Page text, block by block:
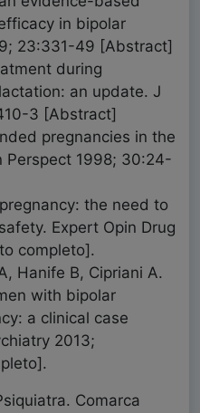
in bipolar
23:331-49 [Abstract]
during
an update. J
3 [Abstract]
pregnancies in the
Perspect 1998; 30:24-
the need to
Expert Opin Drug
completo].
Hanife B, Cipriani A.
with bipolar
a clinical case
2013;
Comarca